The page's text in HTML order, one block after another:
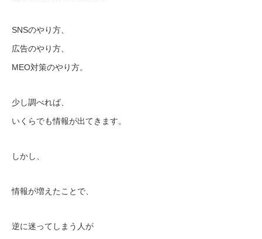
SNSのやり方、
広告のやり方、
MEO対策のやり方。
少し調べれば、
いくらでも情報が出てきます。
しかし、
情報が増えたことで、
逆に迷ってしまう人が